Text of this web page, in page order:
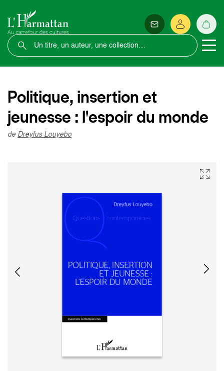
Politique, insertion et
jeunesse : l'espoir du monde
de Dreyfus Louyebo